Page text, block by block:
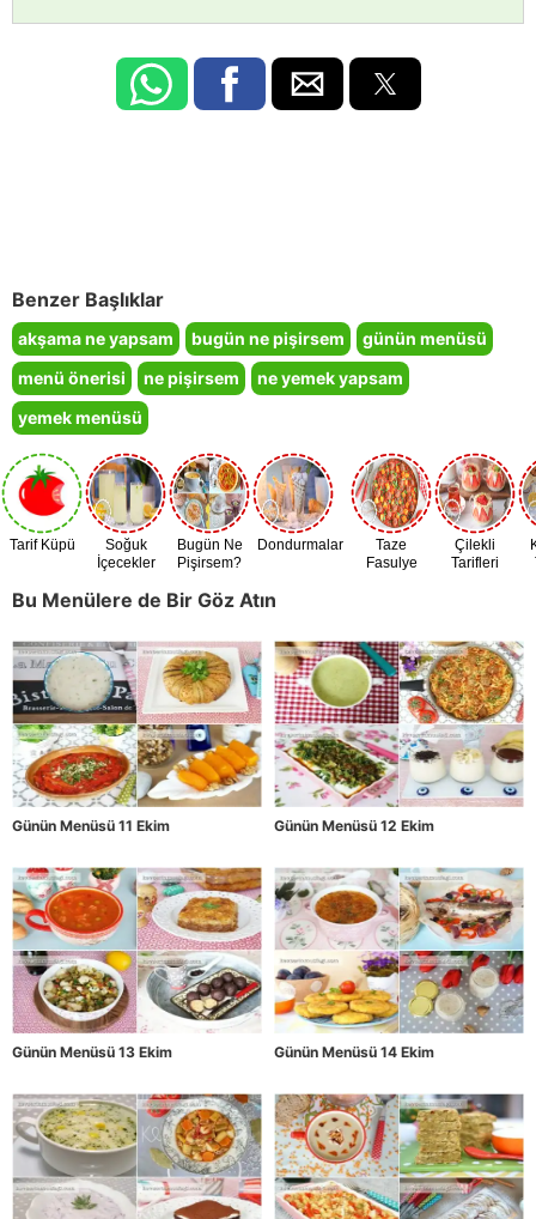
Benzer Başlıklar
akşama ne yapsam bugün ne pişirsem
günün menüsü
menü önerisi
ne pişirsem
ne yemek yapsam
yemek menüsü
Tarif Küpü
Soğuk
İçecekler
Bugün Ne
Pişirsem?
Dondurmalar
Taze
Fasulye
Çilekli
Tarifleri
Bu Menülere de Bir Göz Atın
Günün Menüsü 11 Ekim Günün Menüsü 12 Ekim
Günün Menüsü 13 Ekim Günün Menüsü 14 Ekim